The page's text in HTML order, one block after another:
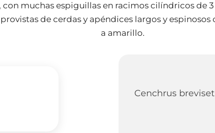
muchas espiguillas en racimos cilíndricos de
de cerdas y apéndices largos y
a amarillo.
Cenchrus